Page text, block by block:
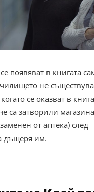
появяват в книгата
не
се оказват в
са затворили
от аптека) след
дъщеря им.